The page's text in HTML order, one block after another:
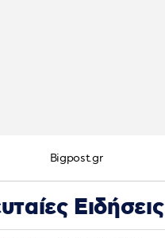
Bigpost.gr
Ειδήσεις